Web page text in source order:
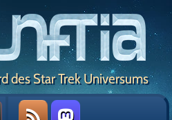
des Star Trek Universums